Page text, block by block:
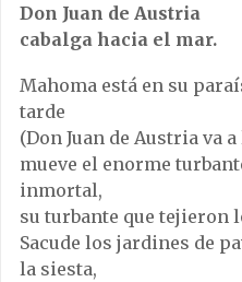
Don Juan de Austria
cabalga hacia el mar.
Mahoma está en su
tarde
(Don Juan de Austria va
mueve el enorme
inmortal,
su turbante que tejieron
Sacude los jardines de
la siesta,